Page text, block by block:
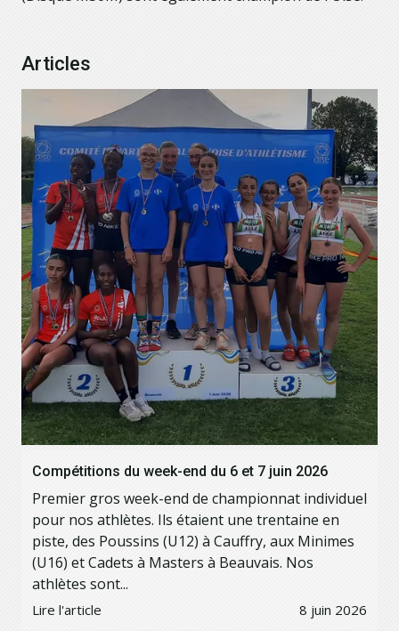
Articles
Compétitions du week-end du 6 et 7 juin 2026
Premier gros week-end de championnat individuel
pour nos athlètes. Ils étaient une trentaine en
piste, des Poussins (U12) à Cauffry, aux Minimes
(U16) et Cadets à Masters à Beauvais. Nos
athlètes sont...
Lire l'article 8 juin 2026